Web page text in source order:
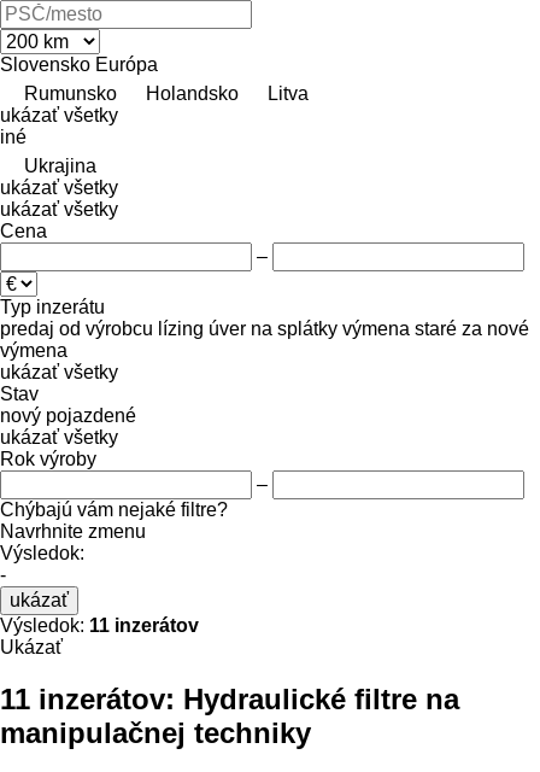
Slovensko Európa
Rumunsko
Holandsko
Litva
ukázať všetky
iné
Ukrajina
ukázať všetky
ukázať všetky
Cena
–
Typ inzerátu
predaj od výrobcu lízing úver na splátky výmena staré za nové
výmena
ukázať všetky
Stav
nový pojazdené
ukázať všetky
Rok výroby
–
Chýbajú vám nejaké filtre?
Navrhnite zmenu
Výsledok:
-
ukázať
Výsledok: 11 inzerátov
Ukázať
11 inzerátov: Hydraulické filtre na
manipulačnej techniky